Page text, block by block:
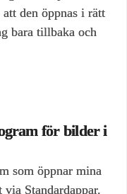
den öppnas i rätt
bara tillbaka och
för bilder i
som öppnar mina
Standardappar.